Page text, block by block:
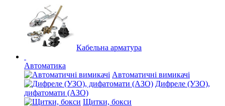
Кабельна арматура
Автоматика
Автоматичні вимикачі
Дифреле (УЗО),
дифатомати (АЗО)
Щитки, бокси